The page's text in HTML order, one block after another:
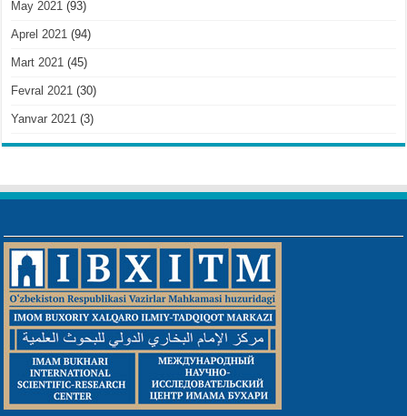
May 2021 (93)
Aprel 2021 (94)
Mart 2021 (45)
Fevral 2021 (30)
Yanvar 2021 (3)